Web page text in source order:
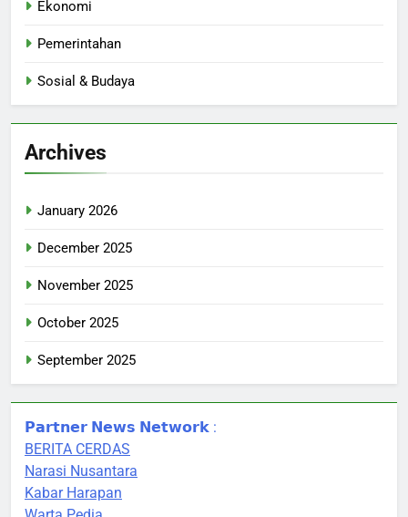
Ekonomi
Pemerintahan
Sosial & Budaya
Archives
January 2026
December 2025
November 2025
October 2025
September 2025
𝗣𝗮𝗿𝘁𝗻𝗲𝗿 𝗡𝗲𝘄𝘀 𝗡𝗲𝘁𝘄𝗼𝗿𝗸 :
BERITA CERDAS
Narasi Nusantara
Kabar Harapan